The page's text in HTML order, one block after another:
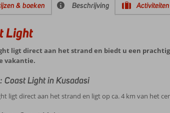
& boeken Beschrijving Activiteiten
Light
ligt direct aan het strand en biedt u een
vakantie.
Coast Light in Kusadasi
ligt direct aan het strand en ligt op ca. 4 km van het